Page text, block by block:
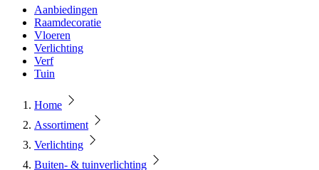
Aanbiedingen
Raamdecoratie
Vloeren
Verlichting
Verf
Tuin
Home
Assortiment
Verlichting
Buiten- & tuinverlichting